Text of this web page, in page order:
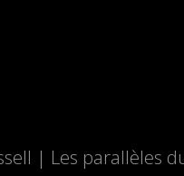
| Les parallèles